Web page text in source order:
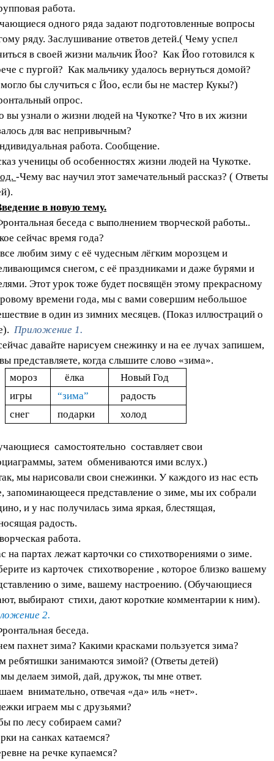
работа.
одного ряда задают подготовленные вопросы
ряду. Заслушивание ответов детей.( Чему успел
в своей жизни мальчик Йоо? Как Йоо готовился к
с пургой? Как мальчику удалось вернуться домой?
бы случиться с Йоо, если бы не мастер Кукы?)
опрос.
вы узнали о жизни людей на Чукотке? Что в их жизни
для вас непривычным?
работа. Сообщение.
ученицы об особенностях жизни людей на Чукотке.
-Чему вас научил этот замечательный рассказ? ( Ответы
в новую тему.
беседа с выполнением творческой работы..
сейчас время года?
любим зиму с её чудесным лёгким морозцем и
снегом, с её праздниками и даже бурями и
Этот урок тоже будет посвящён этому прекрасному
времени года, мы с вами совершим небольшое
в один из зимних месяцев.(Показ иллюстраций о
Приложение 1.
давайте нарисуем снежинку и на ее лучах запишем,
представляете, когда слышите слово «зима».
мороз
ёлка
Новый Год
игры
“зима”
радость
снег
подарки холод
самостоятельно составляет свои
затем обмениваются ими вслух.)
мы нарисовали свои снежинки. У каждого из нас есть
запоминающееся представление о зиме, мы их собрали
и у нас получилась зима яркая, блестящая,
радость.
работа.
на партах лежат карточки со стихотворениями о зиме.
из карточек стихотворение , которое близко вашему
о зиме, вашему настроению. (Обучающиеся
выбирают стихи, дают короткие комментарии к ним).
2.
беседа.
пахнет зима? Какими красками пользуется зима?
ребятишки занимаются зимой? (Ответы детей)
делаем зимой, дай, дружок, ты мне ответ.
внимательно, отвечая «да» иль «нет».
играем мы с друзьями?
по лесу собираем сами?
на санках катаемся?
на речке купаемся?